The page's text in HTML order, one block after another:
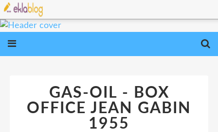
GAS-OIL - BOX
OFFICE JEAN GABIN
1955